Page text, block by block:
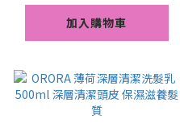
加入購物車